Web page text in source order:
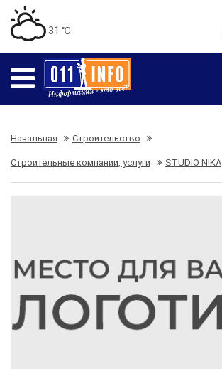
31 ℃
Начальная Строительство
Строительные компании, услуги STUDIO NIKA